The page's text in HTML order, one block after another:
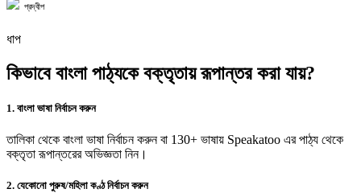
প্রদ্বীপ
ধাপ
কিভাবে বাংলা পাঠ্যকে বক্তৃতায় রূপান্তর করা যায়?
1. বাংলা ভাষা নির্বাচন করুন
তালিকা থেকে বাংলা ভাষা নির্বাচন করুন বা 130+ ভাষায় Speakatoo এর পাঠ্য থেকে
বক্তৃতা রূপান্তরের অভিজ্ঞতা নিন।
2. যেকোনো পুরুষ/মহিলা কণ্ঠ নির্বাচন করুন